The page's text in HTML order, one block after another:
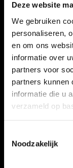
Deze website
We gebruiken
personaliseren,
en om ons
informatie over
partners voor
partners kunnen
informatie die u
verzameld op
Noodzakelijk